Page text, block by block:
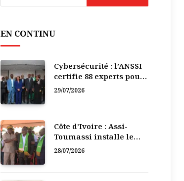
EN CONTINU
Cybersécurité : l’ANSSI
certifie 88 experts pour
renforcer la défense
29/07/2026
Côte d’Ivoire : Assi-
Toumassi installe le
bureau exécutif de sa
28/07/2026